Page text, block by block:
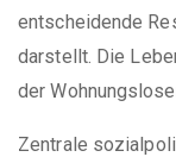
entscheidende
darstellt. Die
der
Zentrale